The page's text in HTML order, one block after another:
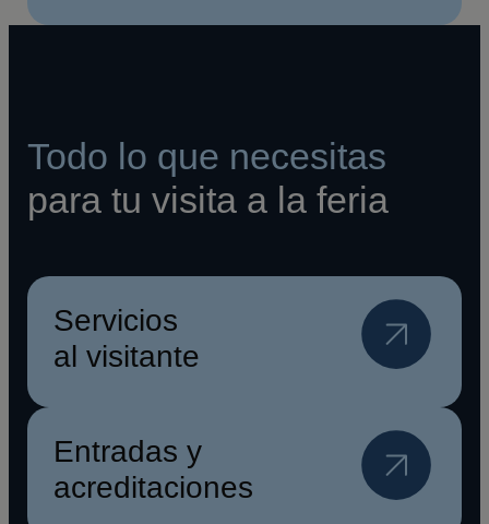
Todo lo que necesitas
para tu visita a la feria
Servicios
al visitante
Entradas y
acreditaciones